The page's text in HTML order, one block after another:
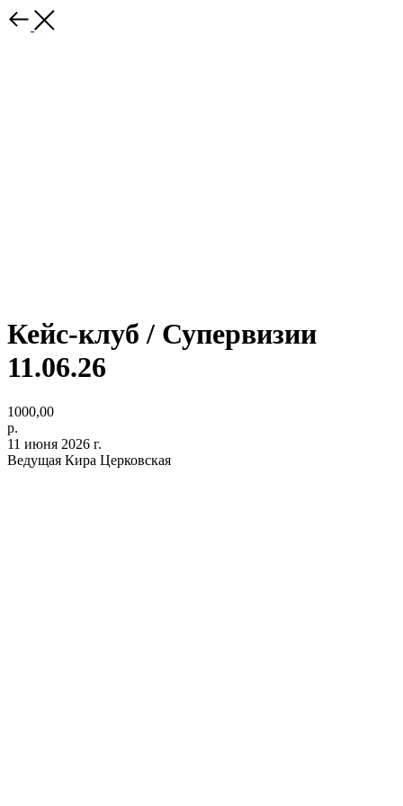
Кейс-клуб / Супервизии
11.06.26
1000,00
р.
11 июня 2026 г.
Ведущая Кира Церковская